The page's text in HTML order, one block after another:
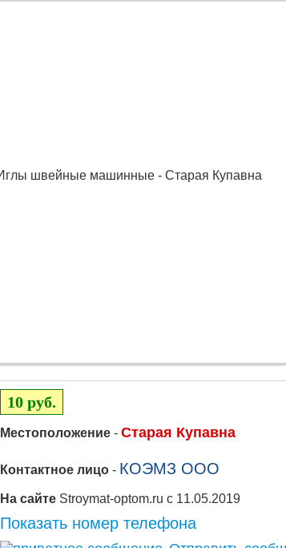
10 руб.
Местоположение - Старая Купавна
Контактное лицо - КОЭМЗ ООО
На сайте Stroymat-optom.ru с 11.05.2019
Показать номер телефона